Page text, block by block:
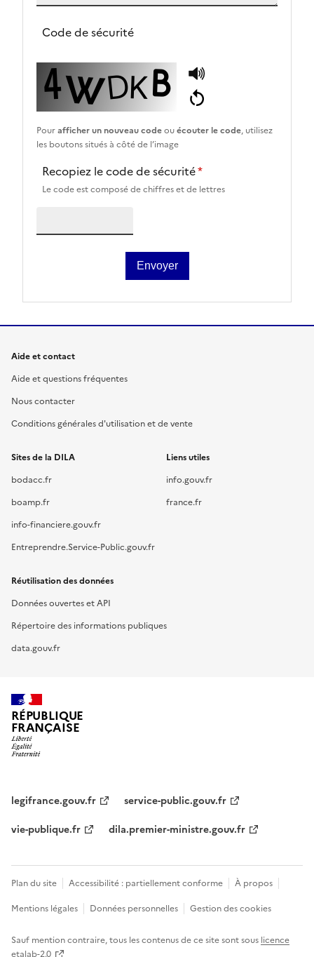
Code de sécurité
Pourafficher un nouveau codeouécouter le code , utilisez
les boutons situés à côté de l’image
Recopiez le code de sécurité*
Le code est composé de chiffres et de lettres
Envoyer
Aide et contact
Aide et questions fréquentes
Nous contacter
Conditions générales d'utilisation et de vente
Sites de la DILA
bodacc.fr
boamp.fr
info-financiere.gouv.fr
Entreprendre.Service-Public.gouv.fr
Liens utiles
info.gouv.fr
france.fr
Réutilisation des données
Données ouvertes et API
Répertoire des informations publiques
data.gouv.fr
RÉPUBLIQUE
FRANÇAISE
legifrance.gouv.fr service-public.gouv.fr
vie-publique.fr dila.premier-ministre.gouv.fr
Plan du site Accessibilité : partiellement conforme À propos
Mentions légales Données personnelles Gestion des cookies
Sauf mention contraire, tous les contenus de ce site sont sous licence
etalab-2.0